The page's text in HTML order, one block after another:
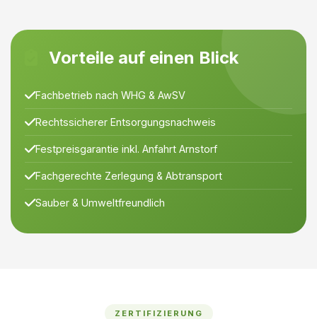
Vorteile auf einen Blick
Fachbetrieb nach WHG & AwSV
Rechtssicherer Entsorgungsnachweis
Festpreisgarantie inkl. Anfahrt Arnstorf
Fachgerechte Zerlegung & Abtransport
Sauber & Umweltfreundlich
ZERTIFIZIERUNG